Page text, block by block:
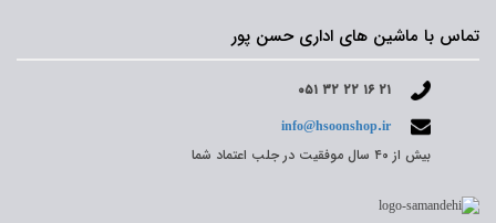
تماس با ماشین های اداری حسن پور
۰۵۱ ۳۲ ۲۲ ۱۶ ۲۱
info@hsoonshop.ir
بیش از ۴۰ سال موفقیت در جلب اعتماد شما